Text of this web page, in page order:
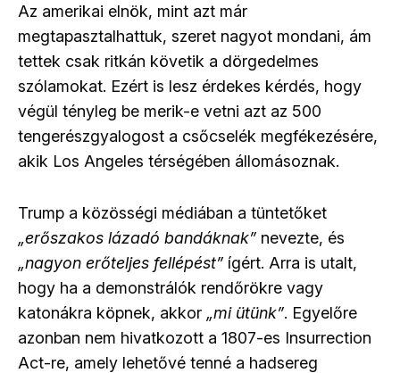
Az amerikai elnök, mint azt már
megtapasztalhattuk, szeret nagyot mondani, ám
tettek csak ritkán követik a dörgedelmes
szólamokat. Ezért is lesz érdekes kérdés, hogy
végül tényleg be merik-e vetni azt az 500
tengerészgyalogost a csőcselék megfékezésére,
akik Los Angeles térségében állomásoznak.
Trump a közösségi médiában a tüntetőket
„erőszakos lázadó bandáknak” nevezte, és
„nagyon erőteljes fellépést” ígért. Arra is utalt,
hogy ha a demonstrálók rendőrökre vagy
katonákra köpnek, akkor „mi ütünk”. Egyelőre
azonban nem hivatkozott a 1807-es Insurrection
Act-re, amely lehetővé tenné a hadsereg